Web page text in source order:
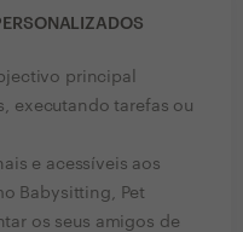
principal
executando tarefas ou
e acessíveis aos
Babysitting, Pet
os seus amigos de